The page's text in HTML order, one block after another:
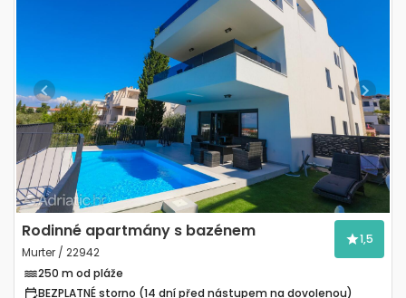
Previous Next
Rodinné apartmány s bazénem
Murter / 22942
1,5
250 m od pláže
BEZPLATNÉ storno (14 dní před nástupem na dovolenou)